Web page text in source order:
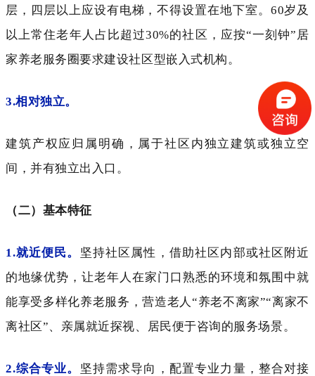
层，四层以上应设有电梯，不得设置在地下室。60岁及
以上常住老年人占比超过30%的社区，应按“一刻钟”居
家养老服务圈要求建设社区型嵌入式机构。
3.相对独立。
建筑产权应归属明确，属于社区内独立建筑或独立空
间，并有独立出入口。
（二）基本特征
1.就近便民。 坚持社区属性，借助社区内部或社区附近
的地缘优势，让老年人在家门口熟悉的环境和氛围中就
能享受多样化养老服务，营造老人 “养老不离家”“离家不
离社区”、亲属就近探视、居民便于咨询的服务场景。
2.综合专业。 坚持需求导向，配置专业力量，整合对接